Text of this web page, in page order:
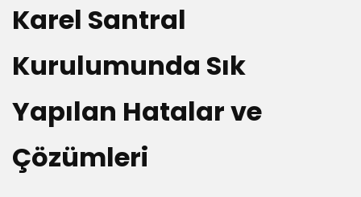
Karel Santral
Kurulumunda Sık
Yapılan Hatalar ve
Çözümleri